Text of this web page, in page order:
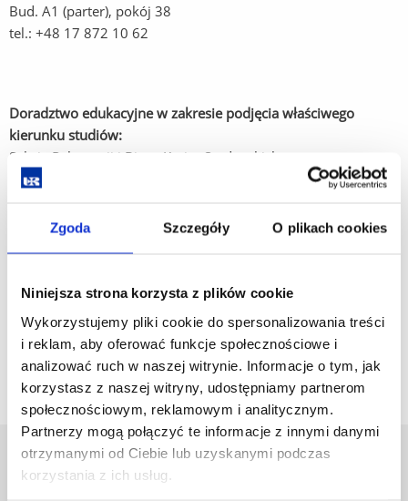
Zgoda Szczegóły O plikach cookies
Niniejsza strona korzysta z plików cookie
Wykorzystujemy pliki cookie do spersonalizowania treści
i reklam, aby oferować funkcje społecznościowe i
analizować ruch w naszej witrynie. Informacje o tym, jak
korzystasz z naszej witryny, udostępniamy partnerom
społecznościowym, reklamowym i analitycznym.
Partnerzy mogą połączyć te informacje z innymi danymi
otrzymanymi od Ciebie lub uzyskanymi podczas
korzystania z ich usług.
Bud. A1 (parter), pokój 38
tel.: +48 17 872 10 62
Doradztwo edukacyjne w zakresie podjęcia właściwego
kierunku studiów:
Sekcja Rekrutacji i Biuro Karier Studenckich
ul. prof. S.Pigonia 8
Budynek Biblioteki UR, pokoje 8-10
Uniwersytet Rzeszowski